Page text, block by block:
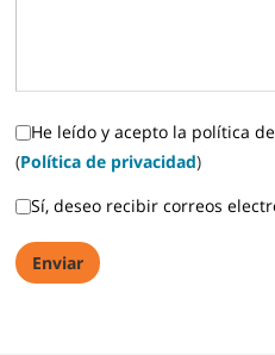
He leído y acepto la política
(Política de privacidad)
Sí, deseo recibir correos